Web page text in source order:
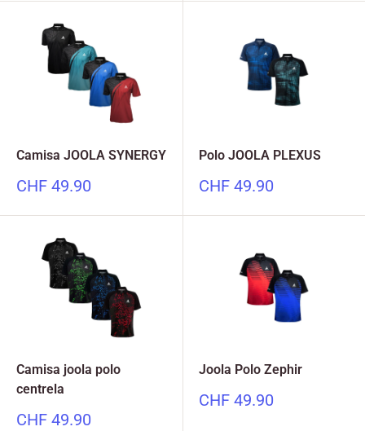
Camisa JOOLA SYNERGY
Precio
CHF 49.90
Polo JOOLA PLEXUS
Precio
CHF 49.90
Camisa joola polo
centrela
Precio
CHF 49.90
Joola Polo Zephir
Precio
CHF 49.90